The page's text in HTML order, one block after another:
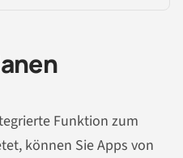
Funktion zum
können Sie Apps von